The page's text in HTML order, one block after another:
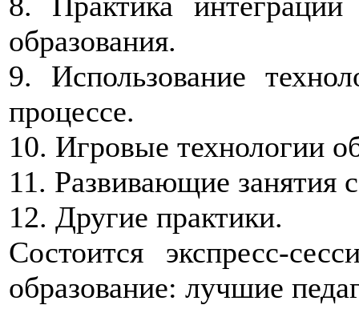
образования.
9. Использование
процессе.
10. Игровые технологии
11. Развивающие занятия
12. Другие практики.
Состоится экспресс-
образование: лучшие